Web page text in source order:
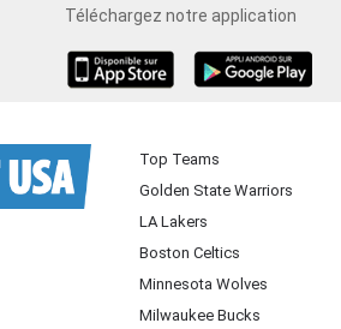
Téléchargez notre application
Top Teams
Golden State Warriors
LA Lakers
Boston Celtics
Minnesota Wolves
Milwaukee Bucks